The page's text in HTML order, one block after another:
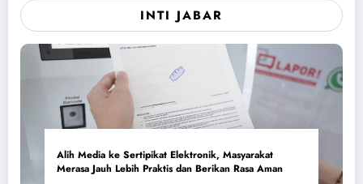
INTI JABAR
Alih Media ke Sertipikat Elektronik, Masyarakat
Merasa Jauh Lebih Praktis dan Berikan Rasa Aman